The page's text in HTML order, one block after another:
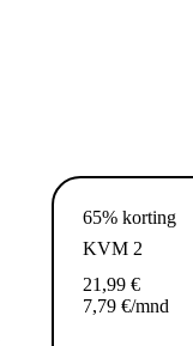
65% korting
KVM 2
21,99 €
7,79 €/mnd